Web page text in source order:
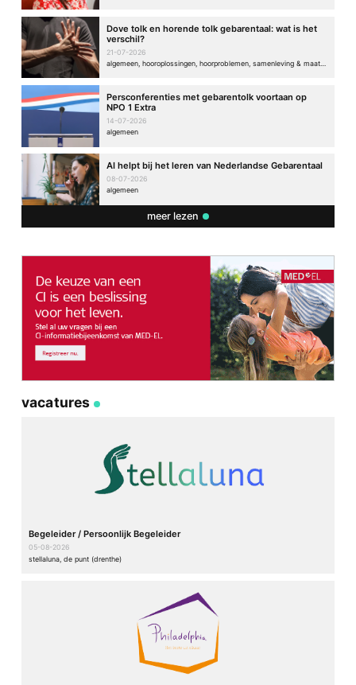
Dove tolk en horende tolk gebarentaal: wat is het
verschil?
21-07-2026
Persconferenties met gebarentolk voortaan op
NPO 1 Extra
14-07-2026
algemeen
AI helpt bij het leren van Nederlandse Gebarentaal
08-07-2026
algemeen
meer lezen
vacatures
Begeleider / Persoonlijk Begeleider
05-08-2026
stellaluna, de punt (drenthe)